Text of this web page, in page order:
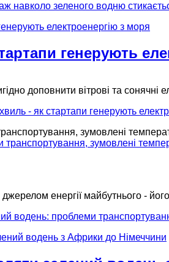
навколо зеленого водню
генерують
доповнити вітрові та сонячні
- як стартапи генерують
зумовлені
енергії майбутнього -
водень: проблеми